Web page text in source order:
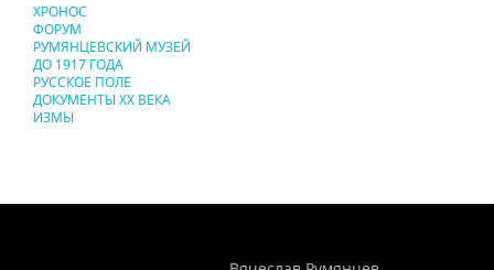
ХРОНОС
ФОРУМ
РУМЯНЦЕВСКИЙ МУЗЕЙ
ДО 1917 ГОДА
РУССКОЕ ПОЛЕ
ДОКУМЕНТЫ XX ВЕКА
ИЗМЫ